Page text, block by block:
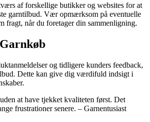
af forskellige butikker og websites for at
garntilbud. Vær opmærksom på eventuelle
fragt, når du foretager din sammenligning.
og tidligere kunders feedback,
Dette kan give dig værdifuld indsigt i
at have tjekket kvaliteten først. Det
frustrationer senere. – Garnentusiast